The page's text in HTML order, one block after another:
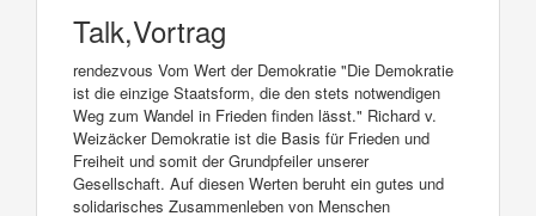
Talk,Vortrag
rendezvous Vom Wert der Demokratie "Die Demokratie
ist die einzige Staatsform, die den stets notwendigen
Weg zum Wandel in Frieden finden lässt." Richard v.
Weizäcker Demokratie ist die Basis für Frieden und
Freiheit und somit der Grundpfeiler unserer
Gesellschaft. Auf diesen Werten beruht ein gutes und
solidarisches Zusammenleben von Menschen